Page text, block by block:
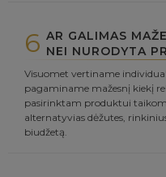
6 AR GALIMAS
NEI NURODYTA
Visuomet vertiname
pagaminame mažesnį kiekį
pasirinktam produktui
alternatyvias dėžutes,
biudžetą.